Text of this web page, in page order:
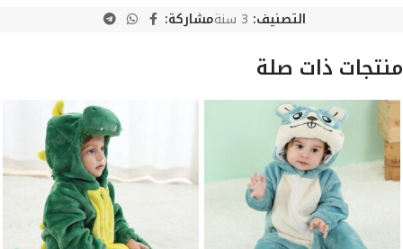
التصنيف: 3 سنة مشاركة:
منتجات ذات صلة